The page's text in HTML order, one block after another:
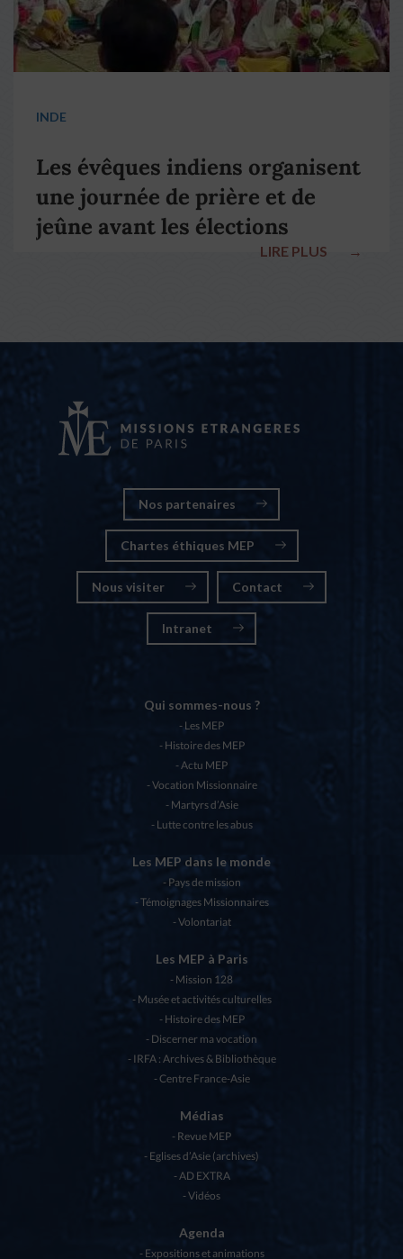
INDE
Les évêques indiens organisent
une journée de prière et de
jeûne avant les élections
LIRE PLUS →
Nos partenaires
Chartes éthiques MEP
Nous visiter Contact
Intranet
Qui sommes-nous ?
Les MEP
Histoire des MEP
Actu MEP
Vocation Missionnaire
Martyrs d’Asie
Lutte contre les abus
Les MEP dans le monde
Pays de mission
Témoignages Missionnaires
Volontariat
Les MEP à Paris
Mission 128
Musée et activités culturelles
Histoire des MEP
Discerner ma vocation
IRFA : Archives & Bibliothèque
Centre France-Asie
Médias
Revue MEP
Eglises d’Asie (archives)
AD EXTRA
Vidéos
Agenda
Expositions et animations